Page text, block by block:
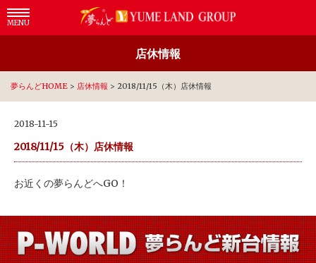
MENU
店休情報
夢らんどHOME > 店休情報 > 2018/11/15（木）店休情報
2018-11-15
2018/11/15（木）店休情報
お近くの夢らんどへGO！